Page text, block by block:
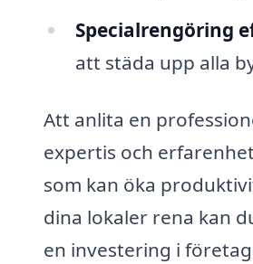
Specialrengöring
att städa upp alla
Att anlita en
expertis och
som kan öka
dina lokaler rena kan
en investering i